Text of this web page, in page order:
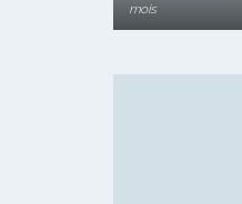
mois